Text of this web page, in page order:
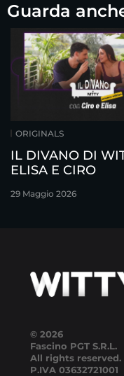
Guarda
ORIGINALS
IL DIVANO DI
ELISA E CIRO
29 Maggio 2026
© 2026
Fascino PGT S.R.L.
All rights reserved.
P.IVA 03632721001